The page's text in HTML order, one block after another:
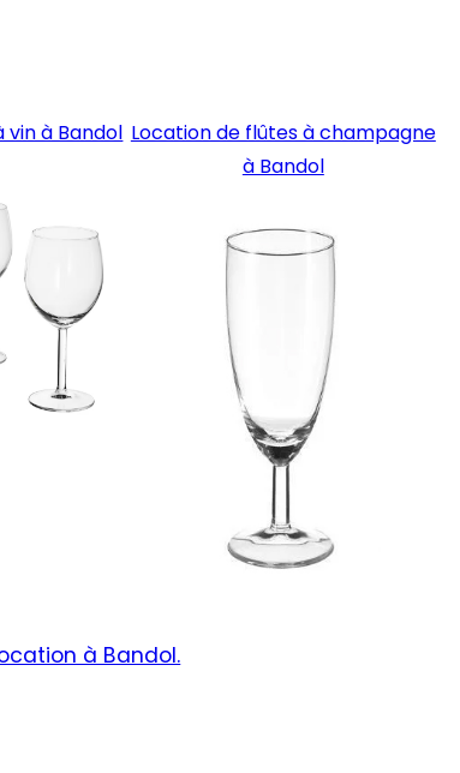
vin à Bandol Location de flûtes à champagne
à Bandol
à Bandol.